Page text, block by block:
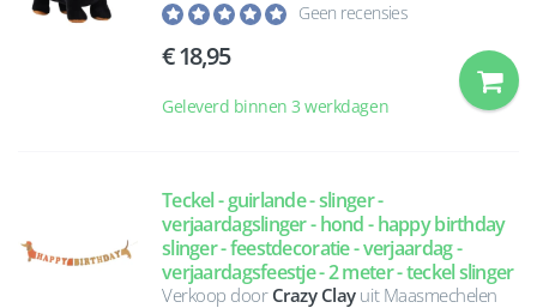
Geen recensies
18,95
Geleverd binnen 3 werkdagen
Teckel - guirlande - slinger -
verjaardagslinger - hond - happy birthday
slinger - feestdecoratie - verjaardag -
verjaardagsfeestje - 2 meter - teckel slinger
Verkoop door Crazy Clayuit Maasmechelen